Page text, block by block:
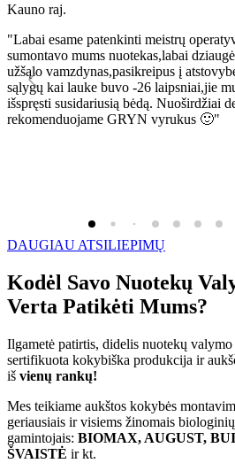
Kauno raj.
"Labai esame patenkinti meistrų
sumontavo mums nuotekas,labai
užšąlo vamzdynas,pasikreipus į
sąlygų kai lauke buvo -26 laipsniai,jie
išspręsti susidariusią bėdą. Nuoširdžiai
rekomenduojame GRYN vyrukus 🙂"
DAUGIAU ATSILIEPIMŲ
Kodėl Savo Nuotekų
Verta Patikėti Mums?
Ilgametė patirtis, didelis nuotekų
sertifikuota kokybiška produkcija ir
iš vienų rankų!
Mes teikiame aukštos kokybės
geriausiais ir visiems žinomais
gamintojais: BIOMAX, AUGUST,
ŠVAISTĖ ir kt.